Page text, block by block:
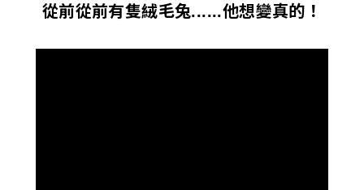
從前從前有隻絨毛兔......他想變真的！